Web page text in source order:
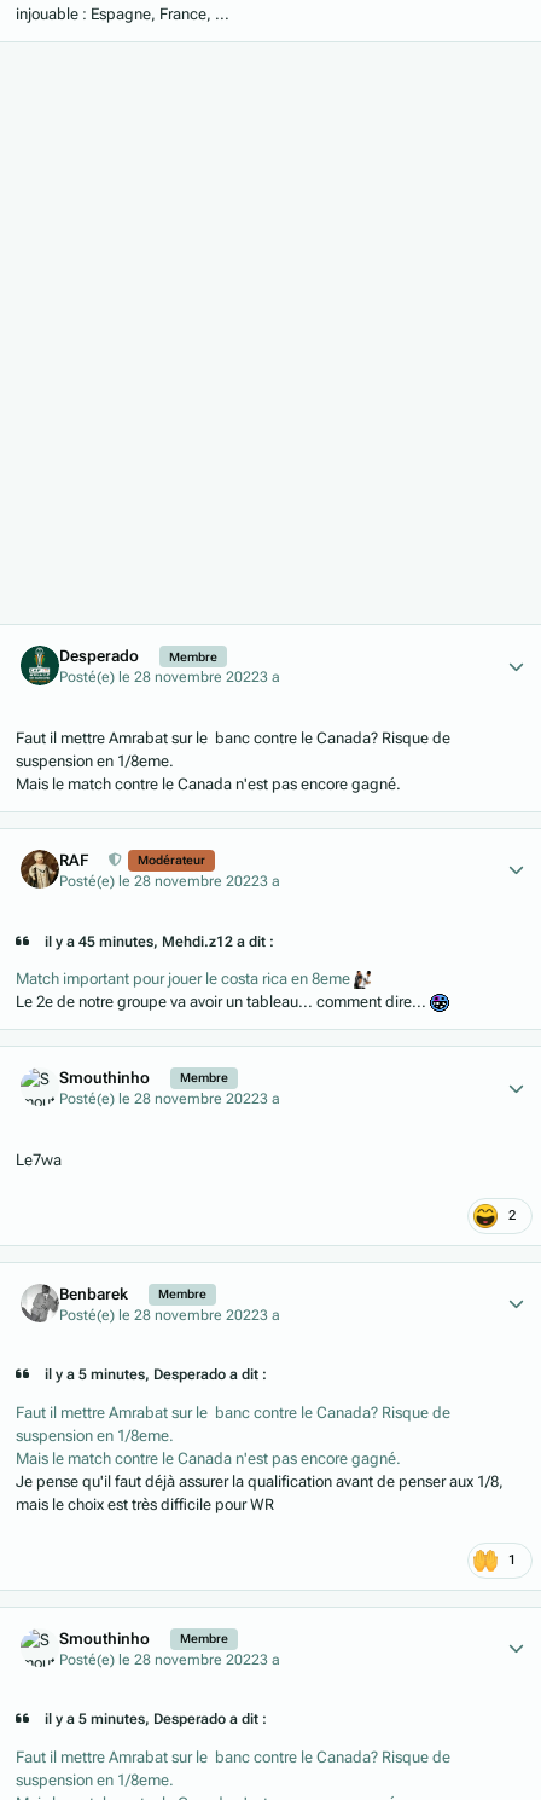
injouable : Espagne, France, ...
Desperado Membre
Posté(e) le 28 novembre 20223 a
Faut il mettre Amrabat sur le banc contre le Canada? Risque de
suspension en 1/8eme.
Mais le match contre le Canada n'est pas encore gagné.
RAF Modérateur
Posté(e) le 28 novembre 20223 a
il y a 45 minutes, Mehdi.z12 a dit :
Match important pour jouer le costa rica en 8eme
Le 2e de notre groupe va avoir un tableau... comment dire...
Smouthinho Membre
Posté(e) le 28 novembre 20223 a
Le7wa
2
Benbarek Membre
Posté(e) le 28 novembre 20223 a
il y a 5 minutes, Desperado a dit :
Faut il mettre Amrabat sur le banc contre le Canada? Risque de
suspension en 1/8eme.
Mais le match contre le Canada n'est pas encore gagné.
Je pense qu'il faut déjà assurer la qualification avant de penser aux 1/8,
mais le choix est très difficile pour WR
1
Smouthinho Membre
Posté(e) le 28 novembre 20223 a
il y a 5 minutes, Desperado a dit :
Faut il mettre Amrabat sur le banc contre le Canada? Risque de
suspension en 1/8eme.